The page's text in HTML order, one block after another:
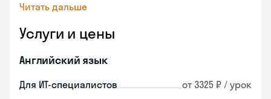
Читать дальше
Услуги и цены
Английский язык
Для ИТ-специалистов от 3325 ₽ / урок